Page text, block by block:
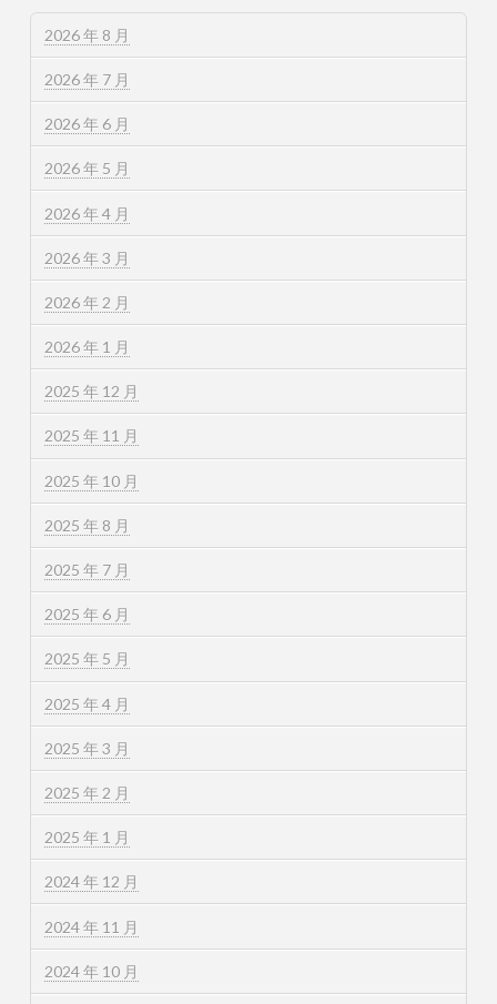
2026 年 8 月
2026 年 7 月
2026 年 6 月
2026 年 5 月
2026 年 4 月
2026 年 3 月
2026 年 2 月
2026 年 1 月
2025 年 12 月
2025 年 11 月
2025 年 10 月
2025 年 8 月
2025 年 7 月
2025 年 6 月
2025 年 5 月
2025 年 4 月
2025 年 3 月
2025 年 2 月
2025 年 1 月
2024 年 12 月
2024 年 11 月
2024 年 10 月